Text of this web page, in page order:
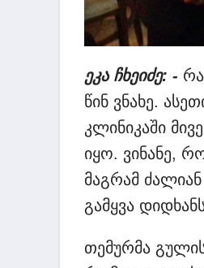
ეკა ჩხეიძე: -
წინ ვნახე.
კლინიკაში
იყო. ვინანე,
მაგრამ
გამყვა
თემურმა